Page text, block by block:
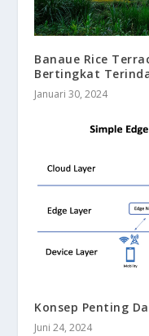
Banaue Rice
Bertingkat
Januari 30, 2024
Konsep Penting
Juni 24, 2024